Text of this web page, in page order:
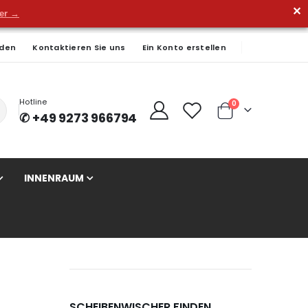
→ ✕
Kontaktieren Sie uns Ein Konto erstellen
Hotline
✆ +49 9273 966794 Cart
0Artikel
INNENRAUM